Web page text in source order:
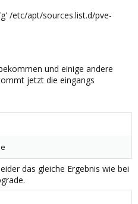
/etc/apt/sources.list.d/pve-
und einige andere
jetzt die eingangs
das gleiche Ergebnis wie bei